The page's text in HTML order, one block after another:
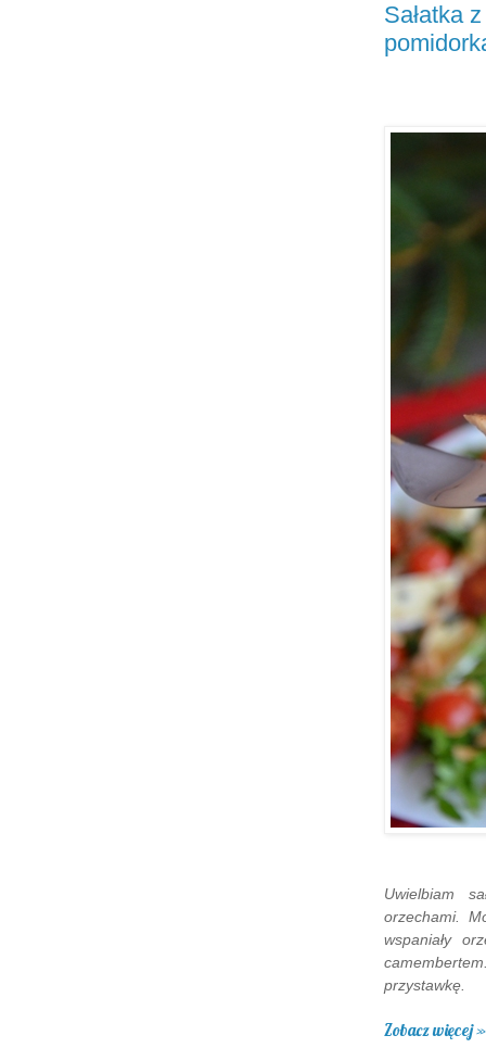
Sałatka
Uwielbiam
orzechami.
wspaniały
przystawkę.
Zobacz więcej »